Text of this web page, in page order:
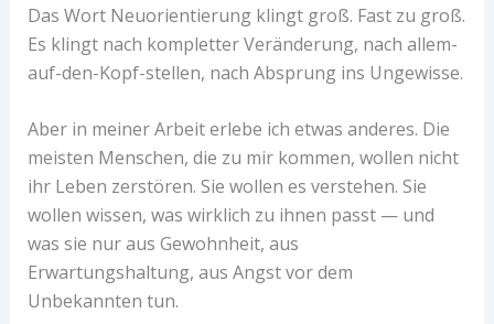
Das Wort Neuorientierung klingt groß. Fast zu groß.
Es klingt nach kompletter Veränderung, nach allem-
auf-den-Kopf-stellen, nach Absprung ins Ungewisse.
Aber in meiner Arbeit erlebe ich etwas anderes. Die
meisten Menschen, die zu mir kommen, wollen nicht
ihr Leben zerstören. Sie wollen es verstehen. Sie
wollen wissen, was wirklich zu ihnen passt — und
was sie nur aus Gewohnheit, aus
Erwartungshaltung, aus Angst vor dem
Unbekannten tun.